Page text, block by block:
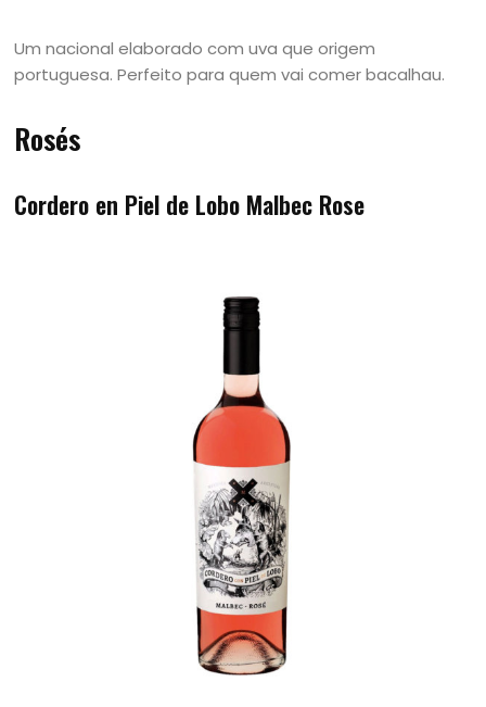
Um nacional elaborado com uva que origem
portuguesa. Perfeito para quem vai comer bacalhau.
Rosés
Cordero en Piel de Lobo Malbec Rose